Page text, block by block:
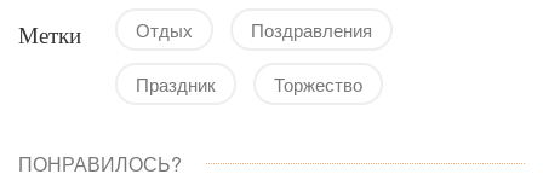
Метки Отдых Поздравления
Праздник Торжество
ПОНРАВИЛОСЬ?